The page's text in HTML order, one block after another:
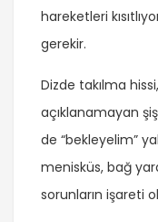
hareketleri
gerekir.
Dizde takılma
açıklanamayan
de “bekleyelim”
menisküs, bağ
sorunların işareti